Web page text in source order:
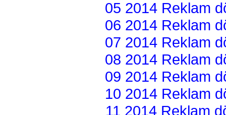
05 2014 Reklam
06 2014 Reklam
07 2014 Reklam
08 2014 Reklam
09 2014 Reklam
10 2014 Reklam
11 2014 Reklam